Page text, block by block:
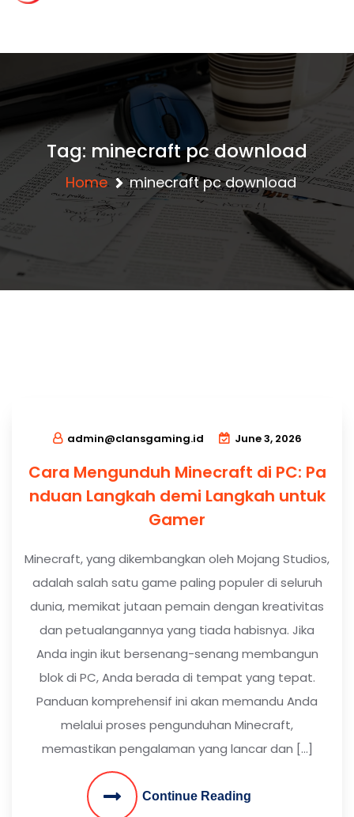
c
lansgaming.id – R
ahasia Clash of Cla
ns Terbaru
Tag: minecraft pc download
Home minecraft pc download
admin@clansgaming.id June 3, 2026
Cara Mengunduh Minecraft di PC: Pa
nduan Langkah demi Langkah untuk
Gamer
Minecraft, yang dikembangkan oleh Mojang Studios,
adalah salah satu game paling populer di seluruh
dunia, memikat jutaan pemain dengan kreativitas
dan petualangannya yang tiada habisnya. Jika
Anda ingin ikut bersenang-senang membangun
blok di PC, Anda berada di tempat yang tepat.
Panduan komprehensif ini akan memandu Anda
melalui proses pengunduhan Minecraft,
memastikan pengalaman yang lancar dan […]
Continue Reading